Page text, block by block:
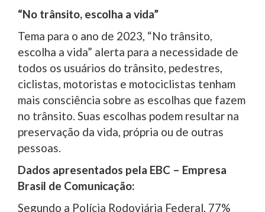
“No trânsito, escolha a vida”
Tema para o ano de 2023, “No trânsito,
escolha a vida” alerta para a necessidade de
todos os usuários do trânsito, pedestres,
ciclistas, motoristas e motociclistas tenham
mais consciência sobre as escolhas que fazem
no trânsito. Suas escolhas podem resultar na
preservação da vida, própria ou de outras
pessoas.
Dados apresentados pela EBC – Empresa
Brasil de Comunicação:
Segundo a Polícia Rodoviária Federal, 77%